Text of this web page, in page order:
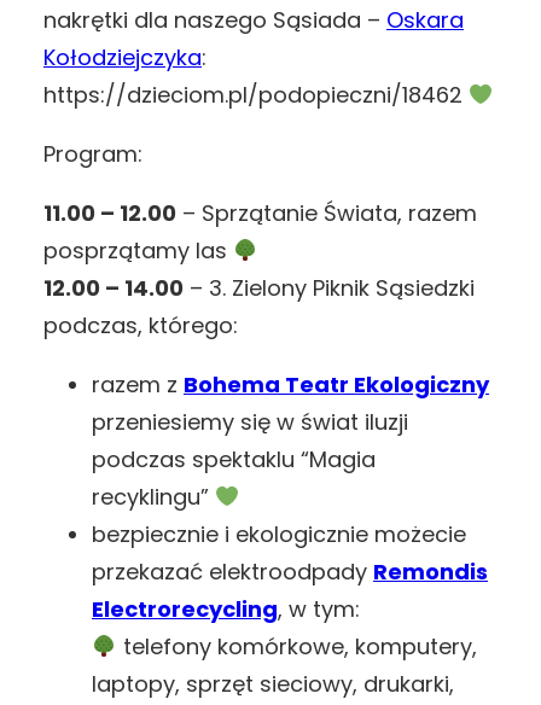
nakrętki dla naszego Sąsiada – Oskara
Kołodziejczyka:
https://dzieciom.pl/podopieczni/18462
Program:
11.00 – 12.00 – Sprzątanie Świata, razem
posprzątamy las
12.00 – 14.00 – 3. Zielony Piknik Sąsiedzki
podczas, którego:
razem z Bohema Teatr Ekologiczny
przeniesiemy się w świat iluzji
podczas spektaklu “Magia
recyklingu”
bezpiecznie i ekologicznie możecie
przekazać elektroodpady Remondis
Electrorecycling, w tym:
telefony komórkowe, komputery,
laptopy, sprzęt sieciowy, drukarki,